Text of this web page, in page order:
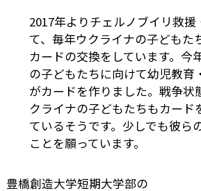
2017年よりチェルノブイリ救援
て、毎年ウクライナの子どもた
カードの交換をしています。今
の子どもたちに向けて幼児教育
がカードを作りました。戦争状
クライナの子どもたちもカード
ているそうです。少しでも彼ら
ことを願っています。
豊橋創造大学短期大学部の